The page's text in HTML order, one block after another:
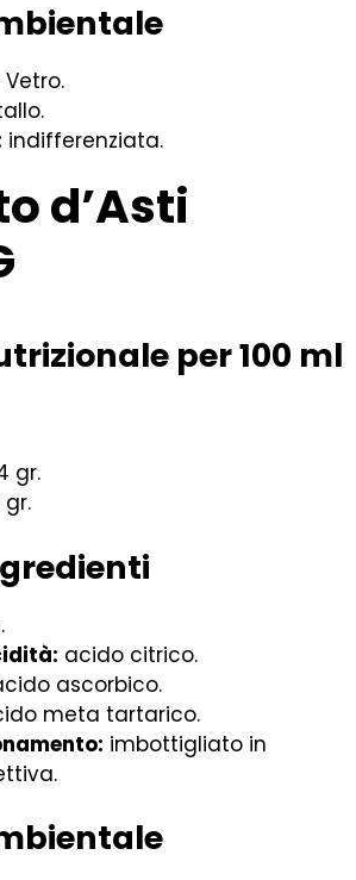
Vetro.
indifferenziata.
d’Asti
per 100 ml
gr.
gr.
acido citrico.
ascorbico.
meta tartarico.
imbottigliato in